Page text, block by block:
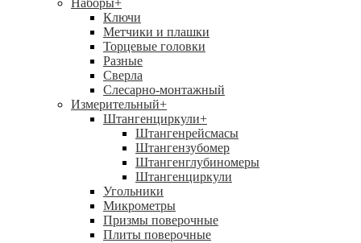
Наборы+
Ключи
Метчики и плашки
Торцевые головки
Разные
Сверла
Слесарно-монтажный
Измерительный+
Штангенциркули+
Штангенрейсмасы
Штангензубомер
Штангенглубиномеры
Штангенциркули
Угольники
Микрометры
Призмы поверочные
Плиты поверочные